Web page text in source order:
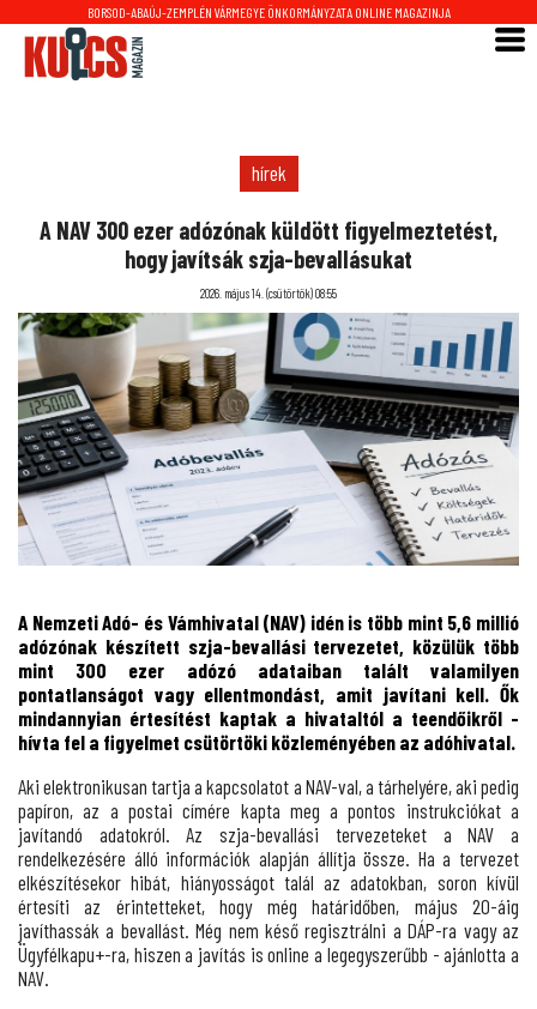
BORSOD-ABAÚJ-ZEMPLÉN VÁRMEGYE ÖNKORMÁNYZATA ONLINE MAGAZINJA
hírek
A NAV 300 ezer adózónak küldött figyelmeztetést,
hogy javítsák szja-bevallásukat
2026. május 14. (csütörtök) 08:55
A Nemzeti Adó- és Vámhivatal (NAV) idén is több mint 5,6 millió
adózónak készített szja-bevallási tervezetet, közülük több
mint 300 ezer adózó adataiban talált valamilyen
pontatlanságot vagy ellentmondást, amit javítani kell. Ők
mindannyian értesítést kaptak a hivataltól a teendőikről -
hívta fel a figyelmet csütörtöki közleményében az adóhivatal.
Aki elektronikusan tartja a kapcsolatot a NAV-val, a tárhelyére, aki pedig
papíron, az a postai címére kapta meg a pontos instrukciókat a
javítandó adatokról. Az szja-bevallási tervezeteket a NAV a
rendelkezésére álló információk alapján állítja össze. Ha a tervezet
elkészítésekor hibát, hiányosságot talál az adatokban, soron kívül
értesíti az érintetteket, hogy még határidőben, május 20-áig
javíthassák a bevallást.Még nem késő regisztrálni a DÁP-ra vagy az
Ügyfélkapu+-ra, hiszen a javítás is online a legegyszerűbb - ajánlotta a
NAV.